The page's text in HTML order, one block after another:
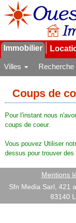
Immobilier
Villes Recherche
Coups de
Pour l'instant nous
coups de coeur.
Vous pouvez Utiliser
dessus pour trouver
Mentions
Sfn Media Sarl, 421
83140